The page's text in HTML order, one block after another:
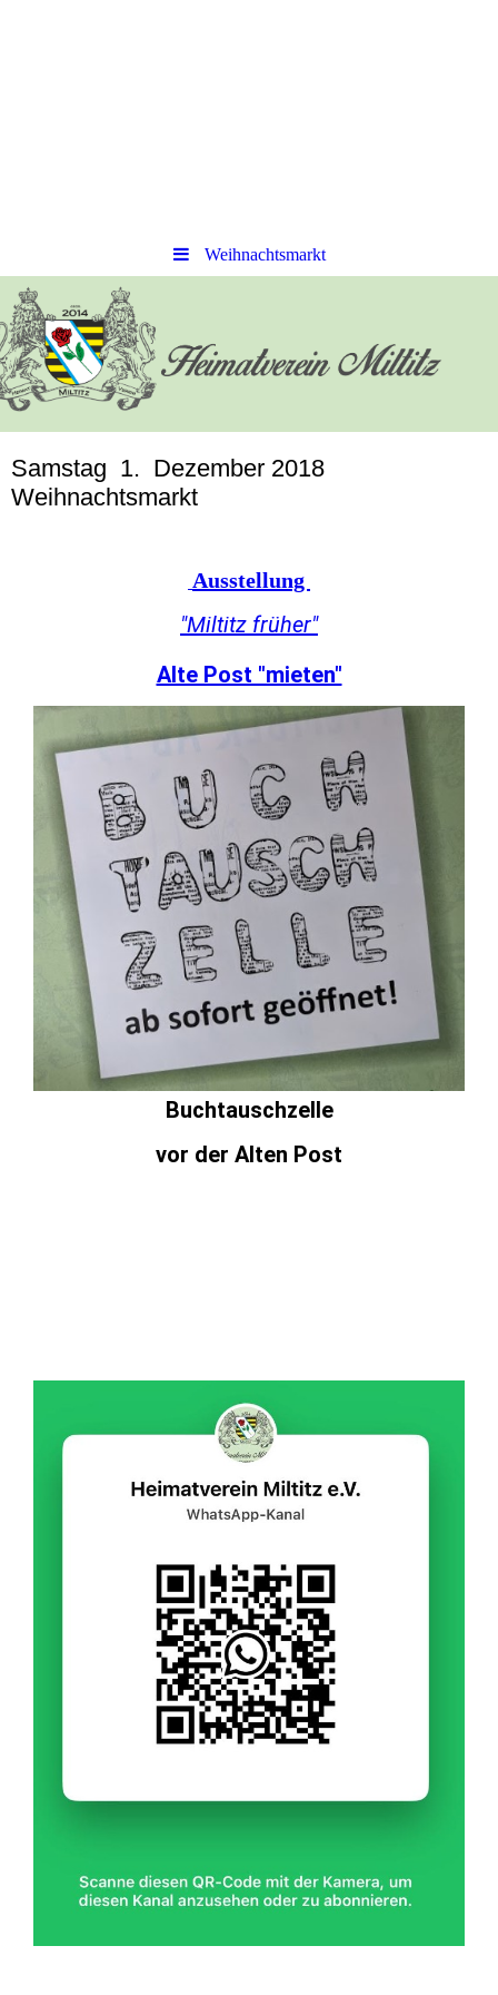
Weihnachtsmarkt
Samstag 1. Dezember 2018
Weihnachtsmarkt
Ausstellung
"Miltitz früher"
Alte Post "mieten"
Buchtauschzelle
vor der Alten Post